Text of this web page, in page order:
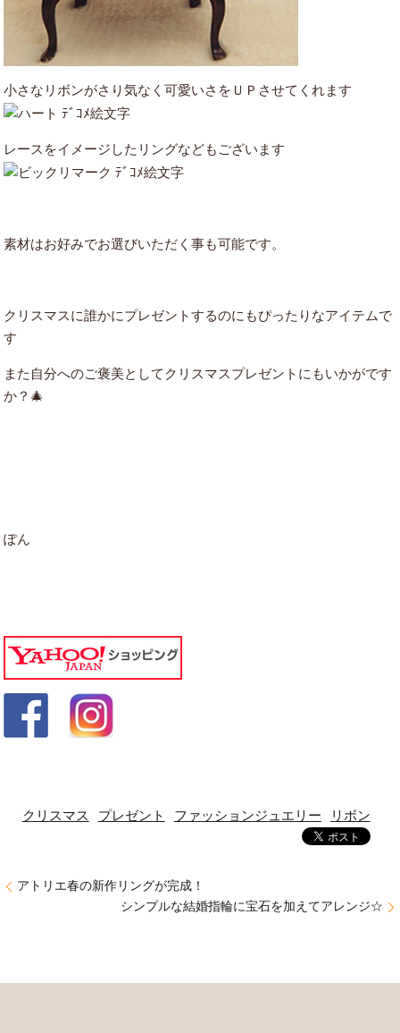
小さなリボンがさり気なく可愛いさをＵＰさせてくれます
レースをイメージしたリングなどもございます
素材はお好みでお選びいただく事も可能です。
クリスマスに誰かにプレゼントするのにもぴったりなアイテムで
す
また自分へのご褒美としてクリスマスプレゼントにもいかがです
か？🎄
ぽん
クリスマス プレゼント ファッションジュエリー リボン
アトリエ春の新作リングが完成！
シンプルな結婚指輪に宝石を加えてアレンジ☆